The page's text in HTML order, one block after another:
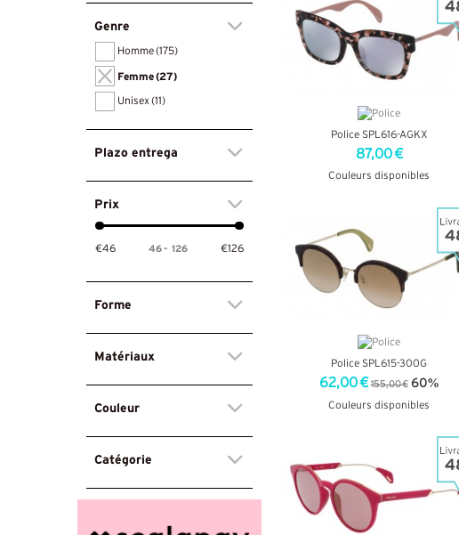
Genre
Homme(175)
Femme(27)
Unisex (11)
Plazo entrega
Prix
€46 €126
46-126
Forme
Matériaux
Couleur
Catégorie
Police SPL616-AGKX
87,00 €
Couleurs disponibles
Police SPL615-300G
62,00 € 155,00 € 60%
Couleurs disponibles